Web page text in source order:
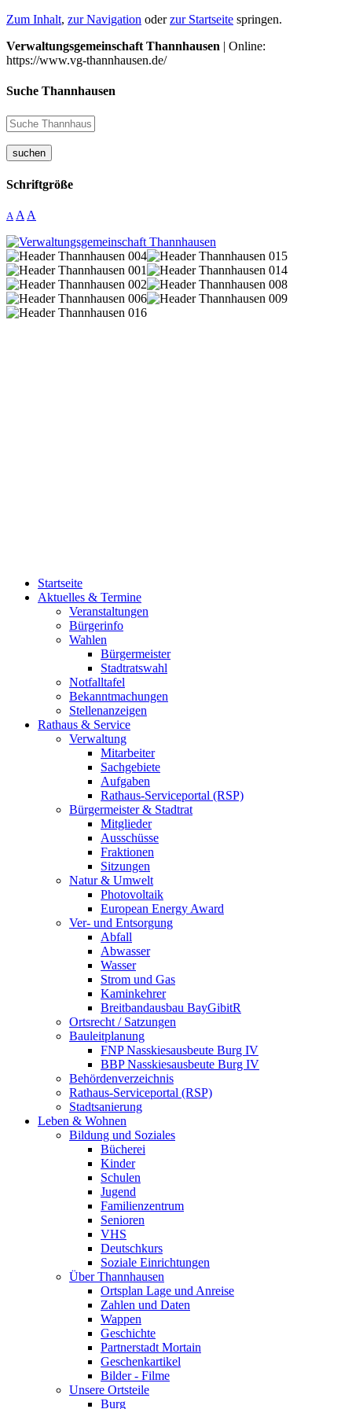
Zum Inhalt, zur Navigation oderzur Startseite springen.
Verwaltungsgemeinschaft Thannhausen | Online:
https://www.vg-thannhausen.de/
Suche Thannhausen
suchen
Schriftgröße
A A A
Startseite
Aktuelles & Termine
Veranstaltungen
Bürgerinfo
Wahlen
Bürgermeister
Stadtratswahl
Notfalltafel
Bekanntmachungen
Stellenanzeigen
Rathaus & Service
Verwaltung
Mitarbeiter
Sachgebiete
Aufgaben
Rathaus-Serviceportal (RSP)
Bürgermeister & Stadtrat
Mitglieder
Ausschüsse
Fraktionen
Sitzungen
Natur & Umwelt
Photovoltaik
European Energy Award
Ver- und Entsorgung
Abfall
Abwasser
Wasser
Strom und Gas
Kaminkehrer
Breitbandausbau BayGibitR
Ortsrecht / Satzungen
Bauleitplanung
FNP Nasskiesausbeute Burg IV
BBP Nasskiesausbeute Burg IV
Behördenverzeichnis
Rathaus-Serviceportal (RSP)
Stadtsanierung
Leben & Wohnen
Bildung und Soziales
Bücherei
Kinder
Schulen
Jugend
Familienzentrum
Senioren
VHS
Deutschkurs
Soziale Einrichtungen
Über Thannhausen
Ortsplan Lage und Anreise
Zahlen und Daten
Wappen
Geschichte
Partnerstadt Mortain
Geschenkartikel
Bilder - Filme
Unsere Ortsteile
Burg